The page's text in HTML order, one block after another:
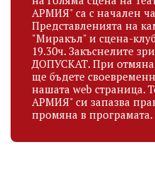
АРМИЯ" са с начален
Представленията на
"Миракъл" и сцена-
19.30ч. Закъснелите
ДОПУСКАТ. При отмяна
ще бъдете
нашата web страница.
АРМИЯ" си запазва
промяна в програмата.